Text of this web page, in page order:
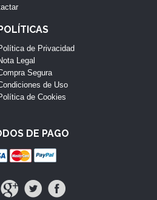
de Privacidad
Legal
Segura
de Uso
de Cookies
DE PAGO